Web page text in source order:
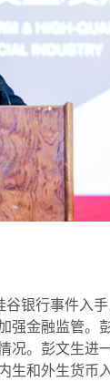
银行事件入
强金融监管。
况。彭文生进
生和外生货币